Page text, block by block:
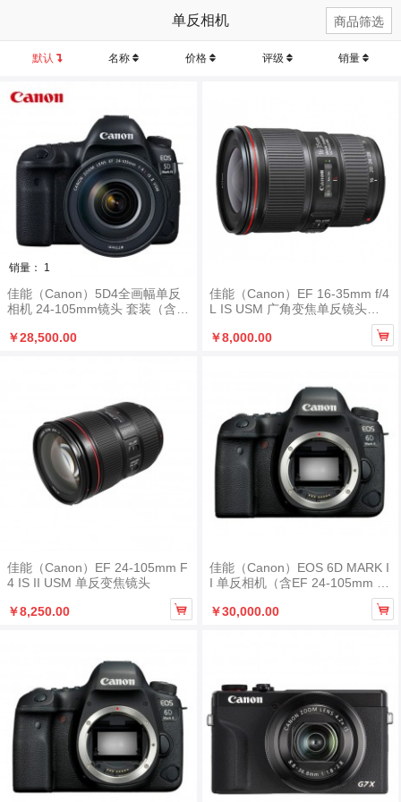
商品筛选
单反相机
默认 名称 价格 评级 销量
销量： 1
佳能（Canon）5D4全画幅单反
相机 24-105mm镜头 套装（含2
产电池+国产座充+UV滤镜+清洁
￥28,500.00
佳能（Canon）EF 16-35mm f/4
L IS USM 广角变焦单反镜头
（含卡色（Kase）G-MCUV镜 7
7mm)
￥8,000.00 
佳能（Canon）EF 24-105mm F
4 IS II USM 单反变焦镜头
￥8,250.00

佳能（Canon）EOS 6D MARK I
I 单反相机（含EF 24-105mm f/4
L IS II USM 镜头+定焦镜头 EF 5
0mm f/1.8 STM +闪迪256G高速
B-880多合一读卡器 +沣标-QJT0
05 多合一清洁套装+沣标FB-CB
003M-B单反包+智云WEEBILL S
手持云台相机稳定器+神牛V860II
￥30,000.00 